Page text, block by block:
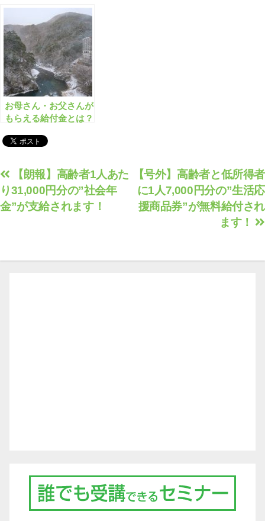
金が支給されます！
お母さん・お父さんが
もらえる給付金とは？
投
稿
ナ
【号外】高齢者と低所得者
に1人7,000円分の”生活応
援商品券”が無料給付され
ます！
【朗報】高齢者1人あた
り31,000円分の”社会年
金”が支給されます！